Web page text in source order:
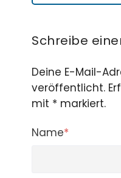
Schreibe
Deine E-Mail-
veröffentlicht.
mit * markiert.
Name*